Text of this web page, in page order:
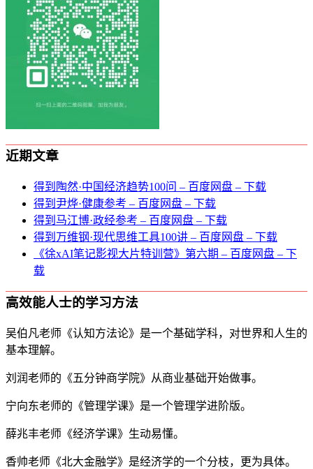
近期文章
得到陶然·中国经济趋势100问 – 百度网盘 – 下载
得到尹烨·健康参考 – 百度网盘 – 下载
得到马江博·政经参考 – 百度网盘 – 下载
得到万维钢·现代思维⼯具100讲 – 百度网盘 – 下载
《徐xAI笔记影视大片特训营》第六期 – 百度网盘 – 下
载
高效能人士的学习方法
吴伯凡老师《认知方法论》是一个基础学科，对世界和人生的
基本理解。
刘润老师的《五分钟商学院》从商业基础开始做事。
宁向东老师的《管理学课》是一个管理学进阶版。
薛兆丰老师《经济学课》生动易懂。
香帅老师《北大金融学》是经济学的一个分枝，更为具体。